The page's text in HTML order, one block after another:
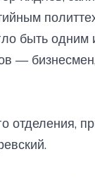
быть одним
—
отделения,